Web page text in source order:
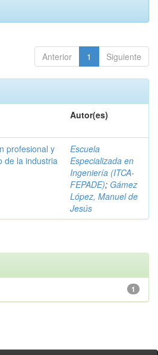
Anterior 1 Siguiente
Autor(es)
profesional y
de la industria
Escuela
Especializada en
Ingeniería (ITCA-
FEPADE); Gámez
López, Manuel de
Jesús
1